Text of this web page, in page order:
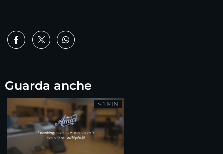
Guarda anche
< 1 MIN